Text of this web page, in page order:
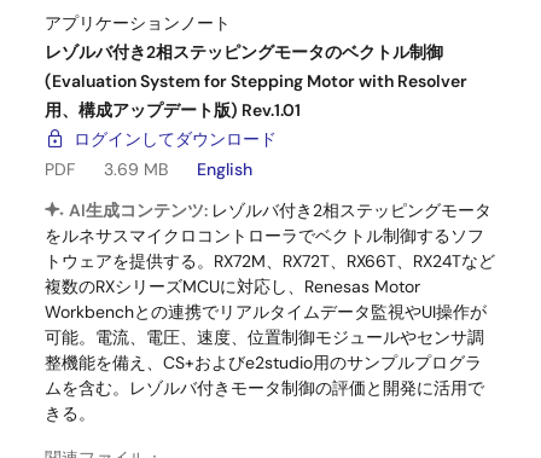
アプリケーションノート
レゾルバ付き2相ステッピングモータのベクトル制御
(Evaluation System for Stepping Motor with Resolver
用、構成アップデート版) Rev.1.01
ログインしてダウンロード
PDF
3.69 MB
English
AI生成コンテンツ: レゾルバ付き2相ステッピングモータ
をルネサスマイクロコントローラでベクトル制御するソフ
トウェアを提供する。RX72M、RX72T、RX66T、RX24Tなど
複数のRXシリーズMCUに対応し、Renesas Motor
Workbenchとの連携でリアルタイムデータ監視やUI操作が
可能。電流、電圧、速度、位置制御モジュールやセンサ調
整機能を備え、CS+およびe2studio用のサンプルプログラ
ムを含む。レゾルバ付きモータ制御の評価と開発に活用で
きる。